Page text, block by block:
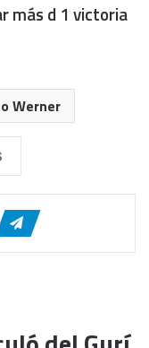
más d 1 victoria
Werner